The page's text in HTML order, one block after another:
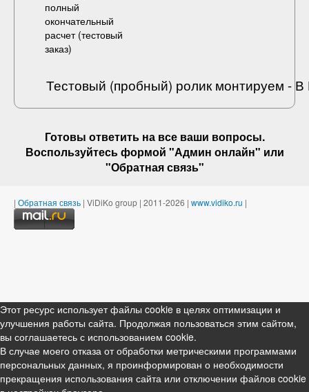
полный
окончательный
расчет (тестовый
заказ)
Тестовый (пробный) ролик монтируем -
Готовы ответить на все ваши вопросы.
Воспользуйтесь формой "Админ онлайн" или
"Обратная связь"
| Обратная связь | ViDiKo group | 2011-2026 | www.vidiko.ru |
Этот ресурс использует файлы cookie в целях оптимизации и
улучшения работы сайта. Продолжая пользоваться этим сайтом,
вы соглашаетесь с использованием cookie.
В случае моего отказа от обработки метрическими программами
персональных данных, я проинформирован о необходимости
прекращения использования сайта или отключении файлов cookie